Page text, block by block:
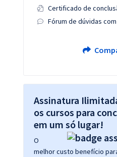
Certificado de
Fórum de dúvidas
Assinatura
os cursos para
em um só lugar!
O
melhor custo benefício